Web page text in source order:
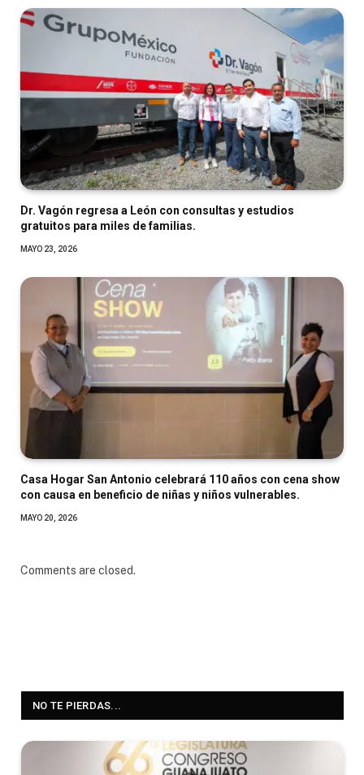
Dr. Vagón regresa a León con consultas y estudios
gratuitos para miles de familias.
MAYO 23, 2026
Casa Hogar San Antonio celebrará 110 años con cena show
con causa en beneficio de niñas y niños vulnerables.
MAYO 20, 2026
Comments are closed.
NO TE PIERDAS...